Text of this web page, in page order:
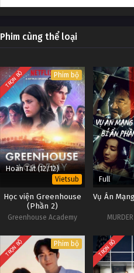
Phim cùng thể loại
TRỌN BỘ Phim bộ
Hoàn Tất (12/12)
Vietsub
Học viện Greenhouse
(Phần 2)
Greenhouse Academy
Full
Vụ Án
TRỌN BỘ Phim bộ TRỌN BỘ